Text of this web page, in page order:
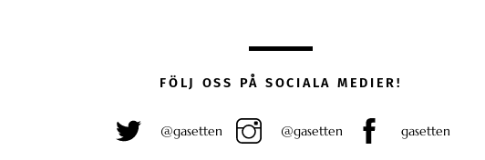
FÖLJ OSS PÅ SOCIALA MEDIER!
@gasetten @gasetten gasetten